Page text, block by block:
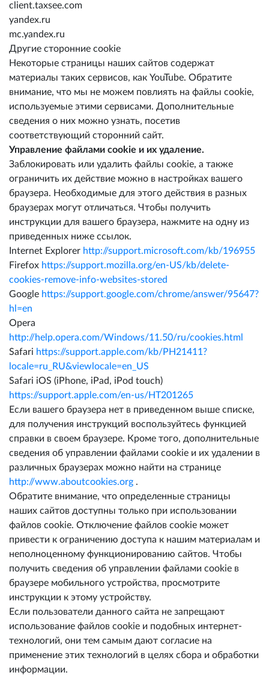
client.taxsee.com
yandex.ru
mc.yandex.ru
Другие сторонние cookie
Некоторые страницы наших сайтов содержат
материалы таких сервисов, как YouTube. Обратите
внимание, что мы не можем повлиять на файлы cookie,
используемые этими сервисами. Дополнительные
сведения о них можно узнать, посетив
соответствующий сторонний сайт.
Управление файлами cookie и их удаление.
Заблокировать или удалить файлы cookie, а также
ограничить их действие можно в настройках вашего
браузера. Необходимые для этого действия в разных
браузерах могут отличаться. Чтобы получить
инструкции для вашего браузера, нажмите на одну из
приведенных ниже ссылок.
Internet Explorer http://support.microsoft.com/kb/196955
Firefox https://support.mozilla.org/en-US/kb/delete-
cookies-remove-info-websites-stored
Google https://support.google.com/chrome/answer/95647?
hl=en
Opera
http://help.opera.com/Windows/11.50/ru/cookies.html
Safari https://support.apple.com/kb/PH21411?
locale=ru_RU&viewlocale=en_US
Safari iOS (iPhone, iPad, iPod touch)
https://support.apple.com/en-us/HT201265
Если вашего браузера нет в приведенном выше списке,
для получения инструкций воспользуйтесь функцией
справки в своем браузере. Кроме того, дополнительные
сведения об управлении файлами cookie и их удалении в
различных браузерах можно найти на странице
http://www.aboutcookies.org .
Обратите внимание, что определенные страницы
наших сайтов доступны только при использовании
файлов cookie. Отключение файлов cookie может
привести к ограничению доступа к нашим материалам и
неполноценному функционированию сайтов. Чтобы
получить сведения об управлении файлами cookie в
браузере мобильного устройства, просмотрите
инструкции к этому устройству.
Если пользователи данного сайта не запрещают
использование файлов cookie и подобных интернет-
технологий, они тем самым дают согласие на
применение этих технологий в целях сбора и обработки
информации.